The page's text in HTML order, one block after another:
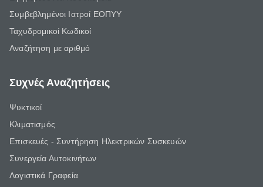
Συμβεβλημένοι Ιατροί ΕΟΠΥΥ
Ταχυδρομικοί Κωδικοί
Αναζήτηση με αριθμό
Συχνές Αναζητήσεις
Ψυκτικοί
Κλιματισμός
Επισκευές - Συντήρηση Ηλεκτρικών Συσκευών
Συνεργεία Αυτοκινήτων
Λογιστικά Γραφεία